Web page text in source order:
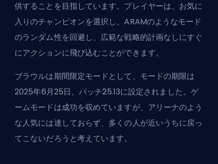
供することを目指しています。プレイヤーは、お気に
入りのチャンピオンを選択し、ARAMのようなモード
のランダム性を回避し、広範な戦略的計画なしにすぐ
にアクションに飛び込むことができます。
ブラウルは期間限定モードとして、モードの期限は
2025年6月25日、パッチ25.13に設定されました。ゲ
ームモードは成功を収めていますが、 アリーナのよう
な人気には達しておらず、多くの人が近いうちに戻っ
てこないだろうと考えています。